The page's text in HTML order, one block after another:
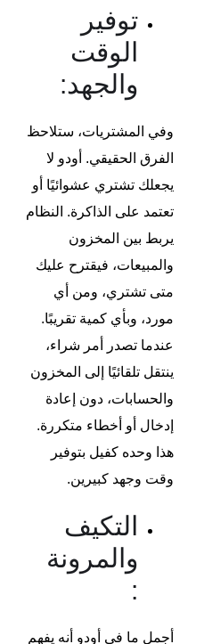
توفير
الوقت
والجهد:
وفي المشتريات، ستلاحظ
الفرق الحقيقي. أودو لا
يجعلك تشتري عشوائيًا أو
تعتمد على الذاكرة. النظام
يربط بين المخزون
والمبيعات، فيقترح عليك
متى تشتري، ومن أي
مورد، وبأي كمية تقريبًا.
عندما تصدر أمر شراء،
ينتقل تلقائيًا إلى المخزون
والحسابات، دون إعادة
إدخال أو أخطاء متكررة.
هذا وحده كفيل بتوفير
وقت وجهد كبيرين.
التكيف
والمرونة
:
أجمل ما في أودو أنه يفهم